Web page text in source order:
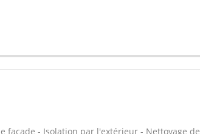
façade - Isolation par l'extérieur - Nettoyage de